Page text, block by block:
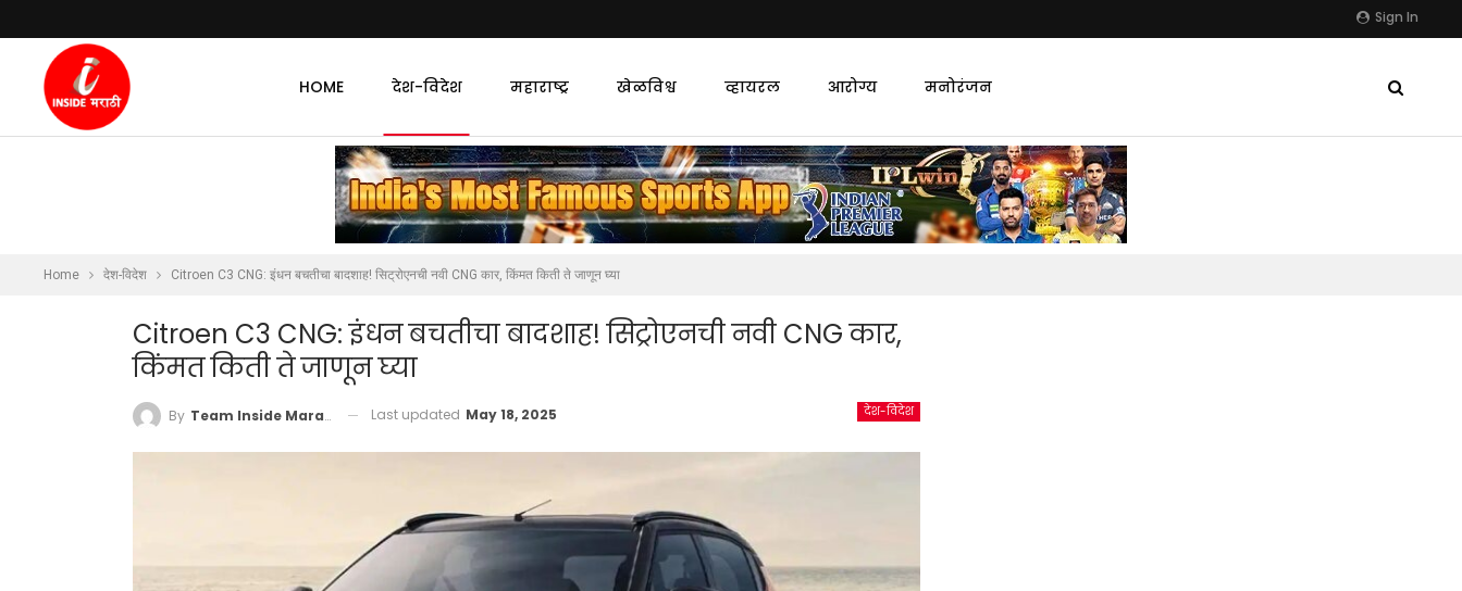
Sign In
HOME देश-विदेश महाराष्ट्र खेळविश्व व्हायरल आरोग्य मनोरंजन
Home देश-विदेश Citroen C3 CNG: इंधन बचतीचा बादशाह! सिट्रोएनची नवी CNG कार, किंमत किती ते जाणून घ्या
Citroen C3 CNG: इंधन बचतीचा बादशाह! सिट्रोएनची नवी CNG कार,
किंमत किती ते जाणून घ्या
देश-विदेश
By Team Inside Marathi Last updated May 18, 2025